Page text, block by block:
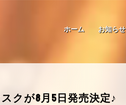
ホーム お知らせ
クが8月5日発売決定♪